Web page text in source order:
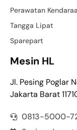
Perawatan
Tangga Lipat
Sparepart
Mesin HL
Jl. Pesing Poglar
Jakarta Barat
0813-5000-